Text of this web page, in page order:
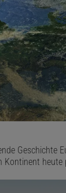
Geschichte
Kontinent heute